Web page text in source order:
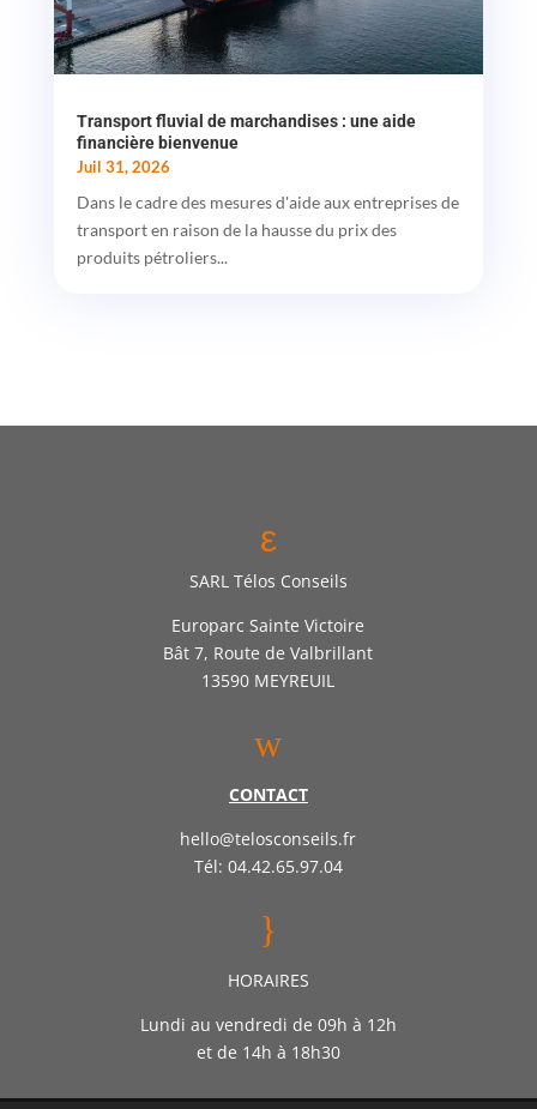
Transport fluvial de marchandises : une aide
financière bienvenue
Juil 31, 2026
Dans le cadre des mesures d'aide aux entreprises de
transport en raison de la hausse du prix des
produits pétroliers...
ε
SARL Télos Conseils
Europarc Sainte Victoire
Bât 7, Route de Valbrillant
13590 MEYREUIL
w
CONTACT
hello@telosconseils.fr
Tél: 04.42.65.97.04
}
HORAIRES
Lundi au vendredi de 09h à 12h
et de 14h à 18h30